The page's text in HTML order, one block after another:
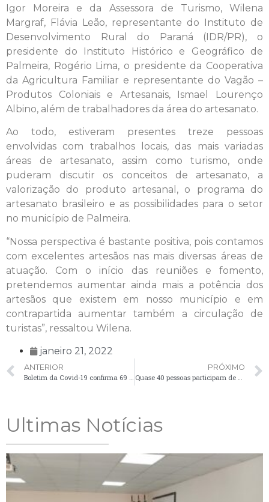
Igor Moreira e da Assessora de Turismo, Wilena
Margraf, Flávia Leão, representante do Instituto de
Desenvolvimento Rural do Paraná (IDR/PR), o
presidente do Instituto Histórico e Geográfico de
Palmeira, Rogério Lima, o presidente da Cooperativa
da Agricultura Familiar e representante do Vagão –
Produtos Coloniais e Artesanais, Ismael Lourenço
Albino, além de trabalhadores da área do artesanato.
Ao todo, estiveram presentes treze pessoas
envolvidas com trabalhos locais, das mais variadas
áreas de artesanato, assim como turismo, onde
puderam discutir os conceitos de artesanato, a
valorização do produto artesanal, o programa do
artesanato brasileiro e as possibilidades para o setor
no município de Palmeira.
“Nossa perspectiva é bastante positiva, pois contamos
com excelentes artesãos nas mais diversas áreas de
atuação. Com o início das reuniões e fomento,
pretendemos aumentar ainda mais a potência dos
artesãos que existem em nosso município e em
contrapartida aumentar também a circulação de
turistas”, ressaltou Wilena.
janeiro 21, 2022
ANTERIOR
Boletim da Covid-19 confirma 69 novos casos positivos em Palmeira
PRÓXIMO
Quase 40 pessoas participam de Oficina de Teatro da Secretaria de Cultura
Ultimas Notícias